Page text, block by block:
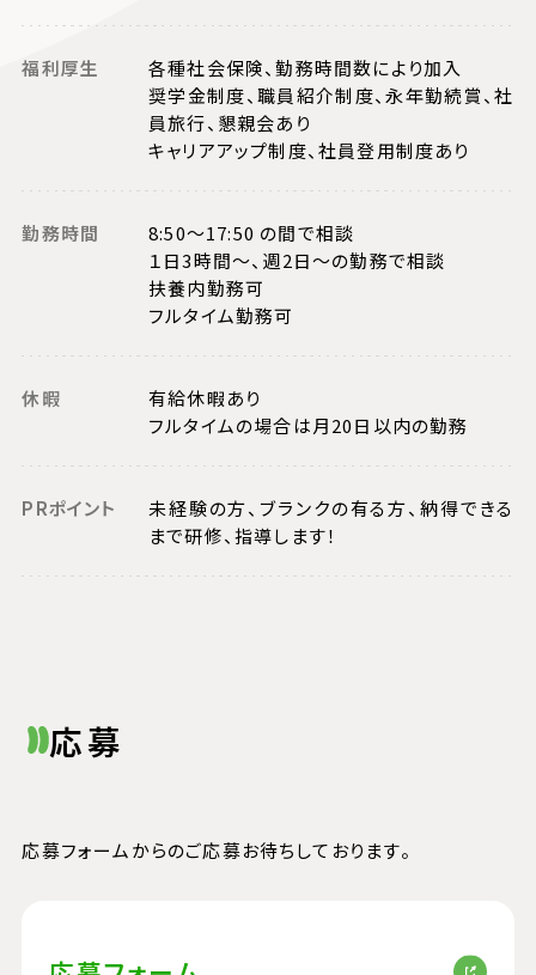
福利厚生
各種社会保険、勤務時間数により加入
奨学金制度、職員紹介制度、永年勤続賞、社
員旅行、懇親会あり
キャリアアップ制度、社員登用制度あり
勤務時間
8:50～17:50 の間で相談
１日3時間～、週2日～の勤務で相談
扶養内勤務可
フルタイム勤務可
休暇
有給休暇あり
フルタイムの場合は月20日以内の勤務
PRポイント
未経験の方、ブランクの有る方、納得できる
まで研修、指導します！
応募
応募
応募フォームからのご応募お待ちしております。